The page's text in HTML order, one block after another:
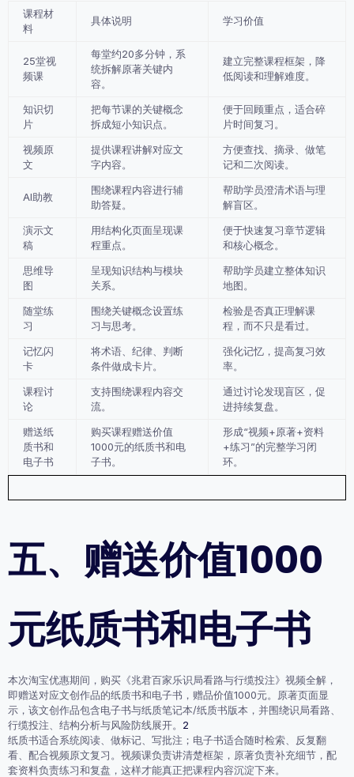
课程材
料
具体说明 学习价值
25堂视
频课
每堂约20多分钟，系
统拆解原著关键内
容。
建立完整课程框架，降
低阅读和理解难度。
知识切
片
把每节课的关键概念
拆成短小知识点。
便于回顾重点，适合碎
片时间复习。
视频原
文
提供课程讲解对应文
字内容。
方便查找、摘录、做笔
记和二次阅读。
AI助教
围绕课程内容进行辅
助答疑。
帮助学员澄清术语与理
解盲区。
演示文
稿
用结构化页面呈现课
程重点。
便于快速复习章节逻辑
和核心概念。
思维导
图
呈现知识结构与模块
关系。
帮助学员建立整体知识
地图。
随堂练
习
围绕关键概念设置练
习与思考。
检验是否真正理解课
程，而不只是看过。
记忆闪
卡
将术语、纪律、判断
条件做成卡片。
强化记忆，提高复习效
率。
课程讨
论
支持围绕课程内容交
流。
通过讨论发现盲区，促
进持续复盘。
赠送纸
质书和
电子书
购买课程赠送价值
1000元的纸质书和电
子书。
形成“视频+原著+资料
+练习”的完整学习闭
环。
五、赠送价值1000
元纸质书和电子书
本次淘宝优惠期间，购买《兆君百家乐识局看路与行缆投注》视频全解，
即赠送对应文创作品的纸质书和电子书 ，赠品价值1000元。原著页面显
示，该文创作品包含电子书与纸质笔记本/纸质书版本，并围绕识局看路、
行缆投注、结构分析与风险防线展开。 2
纸质书适合系统阅读、做标记、写批注；电子书适合随时检索、反复翻
看、配合视频原文复习。视频课负责讲清楚框架，原著负责补充细节，配
套资料负责练习和复盘，这样才能真正把课程内容沉淀下来。